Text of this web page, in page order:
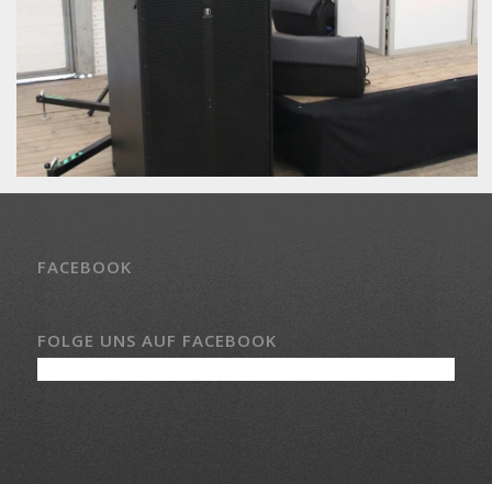
FACEBOOK
FOLGE UNS AUF FACEBOOK